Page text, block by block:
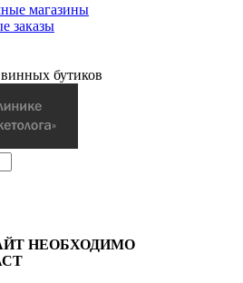
магазины
заказы
бутиков
НЕОБХОДИМО